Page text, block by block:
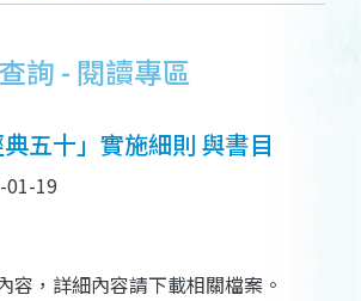
詢 - 閱讀專區
五十」實施細則 與書目
01-19
容，詳細內容請下載相關檔案。